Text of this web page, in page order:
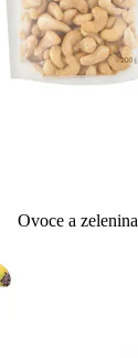
Ovoce a zelenina